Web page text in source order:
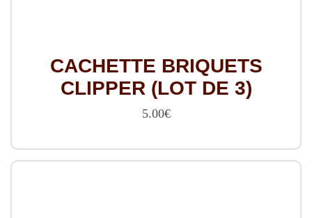
CACHETTE BRIQUETS
CLIPPER (LOT DE 3)
5.00€